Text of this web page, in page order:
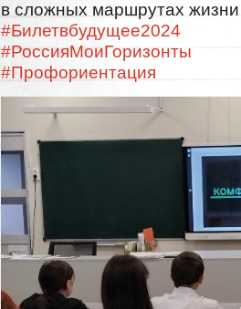
в сложных маршрутах
#Билетвбудущее2024
#РоссияМоиГоризонты
#Профориентация